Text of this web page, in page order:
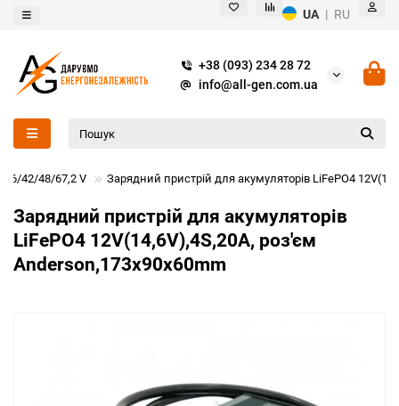
UA | RU
+38 (093) 234 28 72
info@all-gen.com.ua
36/42/48/67,2 V Зарядний пристрій для акумуляторів LiFePO4
Зарядний пристрій для акумуляторів
LiFePO4 12V(14,6V),4S,20A, роз'єм
Anderson,173x90x60mm